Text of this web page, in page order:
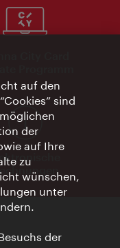
City Card
Programm
auf den
sind
der
auf Ihre
zu
wünschen,
unter
der